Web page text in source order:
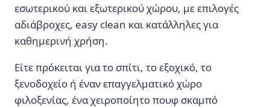
εσωτερικού και εξωτερικού χώρου, με επιλογές
αδιάβροχες, easy clean και κατάλληλες για
καθημερινή χρήση.
Είτε πρόκειται για το σπίτι, το εξοχικό, το
ξενοδοχείο ή έναν επαγγελματικό χώρο
φιλοξενίας, ένα χειροποίητο πουφ σκαμπό